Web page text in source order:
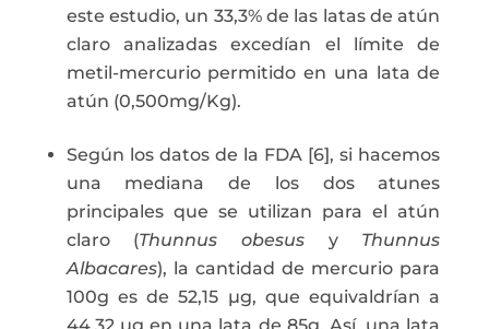
este estudio, un 33,3% de las latas de atún
claro analizadas excedían el límite de
metil-mercurio permitido en una lata de
atún (0,500mg/Kg).
Según los datos de la FDA [6], si hacemos
una mediana de los dos atunes
principales que se utilizan para el atún
claro (Thunnus obesus y Thunnus
Albacares), la cantidad de mercurio para
100g es de 52,15 µg, que equivaldrían a